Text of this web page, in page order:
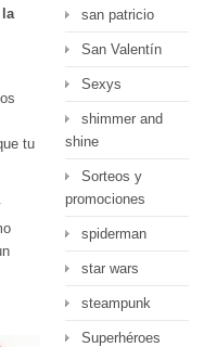
tu
san patricio
San Valentín
Sexys
shimmer and
shine
Sorteos y
promociones
spiderman
star wars
steampunk
Superhéroes